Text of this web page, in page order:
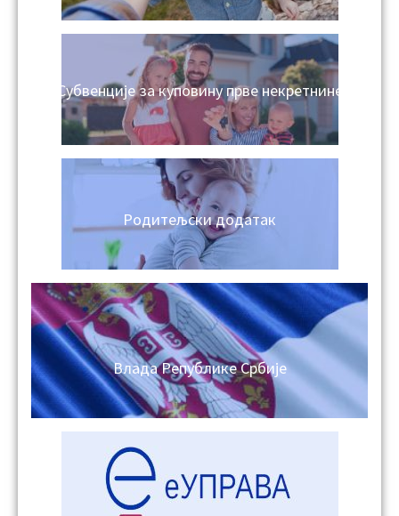
Субвенције за куповину прве некретнине
Родитељски додатак
Влада Републике Србије